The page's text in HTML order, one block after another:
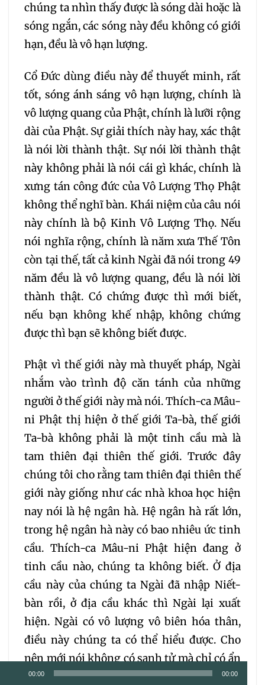
Trình00:00 00:00
chúng ta nhìn thấy được là sóng dài hoặc là
sóng ngắn, các sóng này đều không có giới
hạn, đều là vô hạn lượng.
Cổ Đức dùng điều này để thuyết minh, rất
tốt, sóng ánh sáng vô hạn lượng, chính là
vô lượng quang của Phật, chính là lưỡi rộng
dài của Phật. Sự giải thích này hay, xác thật
là nói lời thành thật. Sự nói lời thành thật
này không phải là nói cái gì khác, chính là
xưng tán công đức của Vô Lượng Thọ Phật
không thể nghĩ bàn. Khái niệm của câu nói
này chính là bộ Kinh Vô Lượng Thọ. Nếu
nói nghĩa rộng, chính là năm xưa Thế Tôn
còn tại thế, tất cả kinh Ngài đã nói trong 49
năm đều là vô lượng quang, đều là nói lời
thành thật. Có chứng được thì mới biết,
nếu bạn không khế nhập, không chứng
được thì bạn sẽ không biết được.
Phật vì thế giới này mà thuyết pháp, Ngài
nhắm vào trình độ căn tánh của những
người ở thế giới này mà nói. Thích-ca Mâu-
ni Phật thị hiện ở thế giới Ta-bà, thế giới
Ta-bà không phải là một tinh cầu mà là
tam thiên đại thiên thế giới. Trước đây
chúng tôi cho rằng tam thiên đại thiên thế
giới này giống như các nhà khoa học hiện
nay nói là hệ ngân hà. Hệ ngân hà rất lớn,
trong hệ ngân hà này có bao nhiêu ức tinh
cầu. Thích-ca Mâu-ni Phật hiện đang ở
tinh cầu nào, chúng ta không biết. Ở địa
cầu này của chúng ta Ngài đã nhập Niết-
bàn rồi, ở địa cầu khác thì Ngài lại xuất
hiện. Ngài có vô lượng vô biên hóa thân,
điều này chúng ta có thể hiểu được. Cho
nên mới nói không có sanh tử mà chỉ có ẩn
hiện, khi nào thì xuất hiện? Có duyên thì